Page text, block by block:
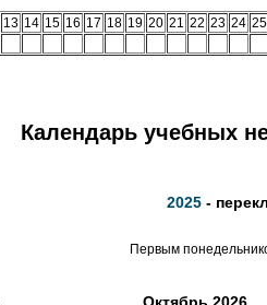
13 14 15 16 17 18 19 20 21 22 23 24 25
Календарь учебных
2025 -
Первым